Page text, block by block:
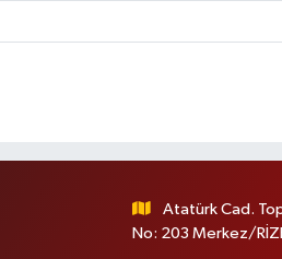
Atatürk Cad.
No: 203 Merkez/